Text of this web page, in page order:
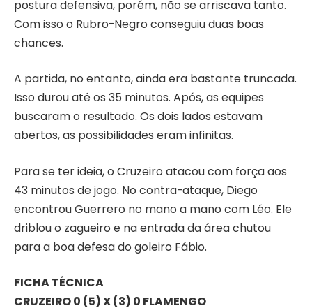
postura defensiva, porém, não se arriscava tanto.
Com isso o Rubro-Negro conseguiu duas boas
chances.
A partida, no entanto, ainda era bastante truncada.
Isso durou até os 35 minutos. Após, as equipes
buscaram o resultado. Os dois lados estavam
abertos, as possibilidades eram infinitas.
Para se ter ideia, o Cruzeiro atacou com força aos
43 minutos de jogo. No contra-ataque, Diego
encontrou Guerrero no mano a mano com Léo. Ele
driblou o zagueiro e na entrada da área chutou
para a boa defesa do goleiro Fábio.
FICHA TÉCNICA
CRUZEIRO 0 (5) X (3) 0 FLAMENGO